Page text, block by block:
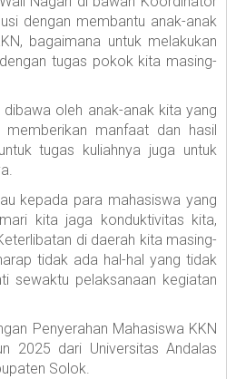
dengan membantu anak-anak
bagaimana untuk melakukan
tugas pokok kita masing-
oleh anak-anak kita yang
manfaat dan hasil
tugas kuliahnya juga untuk
kepada para mahasiswa yang
kita jaga konduktivitas kita,
di daerah kita masing-
tidak ada hal-hal yang tidak
sewaktu pelaksanaan kegiatan
Penyerahan Mahasiswa KKN
2025 dari Universitas Andalas
Solok.